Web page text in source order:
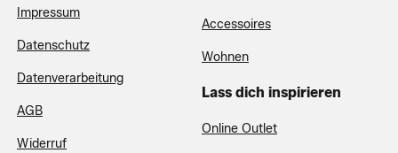
Impressum
Datenschutz
Datenverarbeitung
AGB
Widerruf
Accessoires
Wohnen
Lass dich inspirieren
Online Outlet